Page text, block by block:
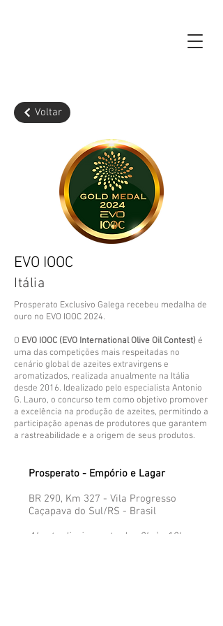
Voltar
EVO IOOC
Itália
Prosperato Exclusivo Galega recebeu medalha de
ouro no EVO IOOC 2024.
O EVO IOOC (EVO International Olive Oil Contest) é
uma das competições mais respeitadas no
cenário global de azeites extravirgens e
aromatizados, realizada anualmente na Itália
desde 2016. Idealizado pelo especialista Antonio
G. Lauro, o concurso tem como objetivo promover
a excelência na produção de azeites, permitindo a
participação apenas de produtores que garantem
a rastreabilidade e a origem de seus produtos.
Prosperato - Empório e Lagar
BR 290, Km 327 - Vila Progresso
Caçapava do Sul/RS - Brasil​
Aberto diariamente das 8h às 18h